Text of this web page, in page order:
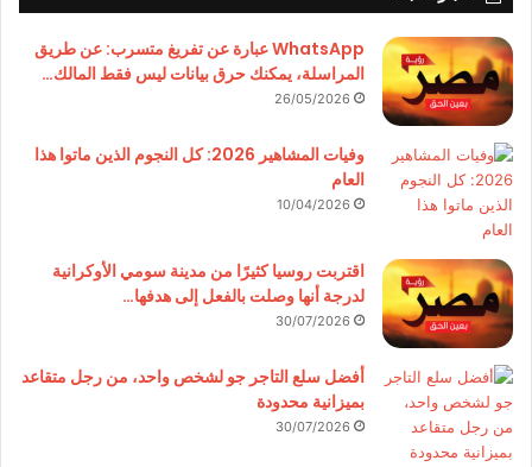
WhatsApp عبارة عن تفريغ متسرب: عن طريق
المراسلة، يمكنك حرق بيانات ليس فقط المالك…
26/05/2026
وفيات المشاهير 2026: كل النجوم الذين ماتوا هذا
العام
10/04/2026
اقتربت روسيا كثيرًا من مدينة سومي الأوكرانية
لدرجة أنها وصلت بالفعل إلى هدفها…
30/07/2026
أفضل سلع التاجر جو لشخص واحد، من رجل متقاعد
بميزانية محدودة
30/07/2026